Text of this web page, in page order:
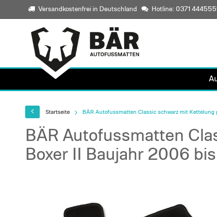
Versandkostenfrei in Deutschland Hotline: 0371
Startseite BÄR Autofussmatten Classic schwarz mit
BÄR Autofussmatten
Boxer II Baujahr 2006